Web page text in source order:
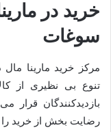
خرید در
سوغات
مرکز خرید مارینا
تنوع بی نظیری از
بازدیدکنندگان
رضایت بخش از خرید را